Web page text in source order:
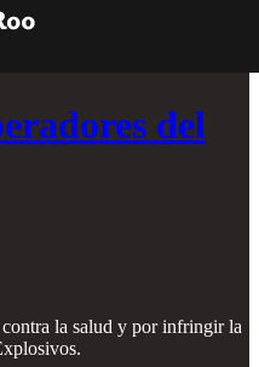
del
la salud y por infringir la